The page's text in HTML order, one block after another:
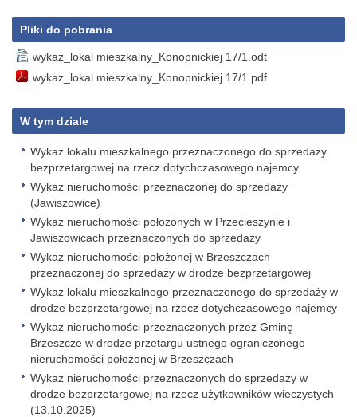
Pliki do pobrania
wykaz_lokal mieszkalny_Konopnickiej 17/1.odt
wykaz_lokal mieszkalny_Konopnickiej 17/1.pdf
W tym dziale
Wykaz lokalu mieszkalnego przeznaczonego do sprzedaży
bezprzetargowej na rzecz dotychczasowego najemcy
Wykaz nieruchomości przeznaczonej do sprzedaży
(Jawiszowice)
Wykaz nieruchomości położonych w Przecieszynie i
Jawiszowicach przeznaczonych do sprzedaży
Wykaz nieruchomości położonej w Brzeszczach
przeznaczonej do sprzedaży w drodze bezprzetargowej
Wykaz lokalu mieszkalnego przeznaczonego do sprzedaży w
drodze bezprzetargowej na rzecz dotychczasowego najemcy
Wykaz nieruchomości przeznaczonych przez Gminę
Brzeszcze w drodze przetargu ustnego ograniczonego
nieruchomości położonej w Brzeszczach
Wykaz nieruchomości przeznaczonych do sprzedaży w
drodze bezprzetargowej na rzecz użytkowników wieczystych
(13.10.2025)